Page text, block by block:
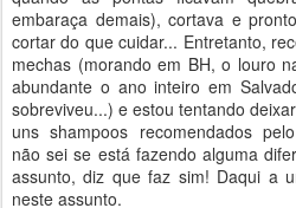
embaraça demais), cortava e
cortar do que cuidar... Entretanto,
mechas (morando em BH, o louro
abundante o ano inteiro em
sobreviveu...) e estou tentando
uns shampoos recomendados
não sei se está fazendo alguma
assunto, diz que faz sim! Daqui a
neste assunto.